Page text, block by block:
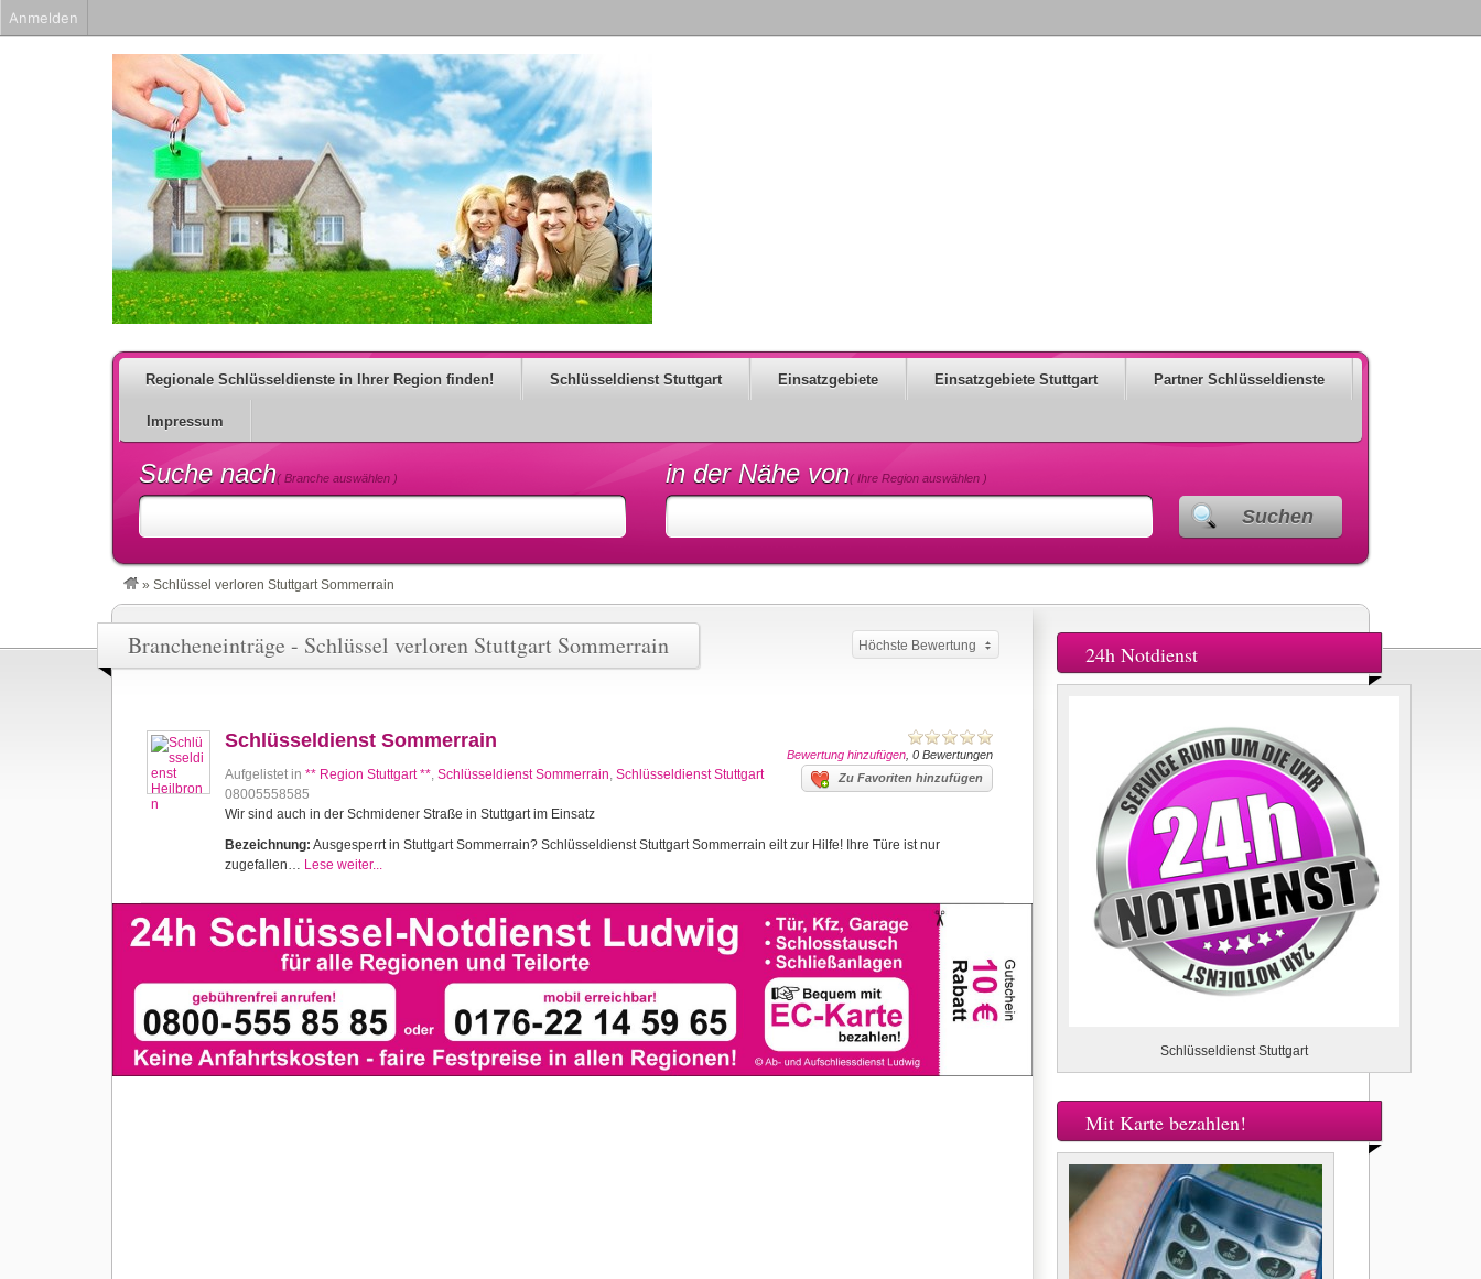
Regionale Schlüsseldienste in Ihrer Region finden! Schlüsseldienst Stuttgart Einsatzgebiete Einsatzgebiete Stuttgart Partner Schlüsseldienste
Impressum
Suche nach( Branche auswählen ) in der Nähe von( Ihre Region auswählen )
Suchen
» Schlüssel verloren Stuttgart Sommerrain
Brancheneinträge - Schlüssel verloren Stuttgart Sommerrain Höchste Bewertung
Bewertung hinzufügen , 0 Bewertungen
Schlüsseldienst Sommerrain
Aufgelistet in ** Region Stuttgart **, Schlüsseldienst Sommerrain, Schlüsseldienst Stuttgart Zu Favoriten hinzufügen
08005558585
Wir sind auch in der Schmidener Straße in Stuttgart im Einsatz
Bezeichnung: Ausgesperrt in Stuttgart Sommerrain? Schlüsseldienst Stuttgart Sommerrain eilt zur Hilfe! Ihre Türe ist nur
zugefallen… Lese weiter...
24h Notdienst
Schlüsseldienst Stuttgart
Mit Karte bezahlen!
Anmelden